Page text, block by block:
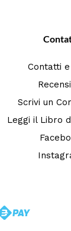
Contatti
Scrivi un
Leggi il Libro